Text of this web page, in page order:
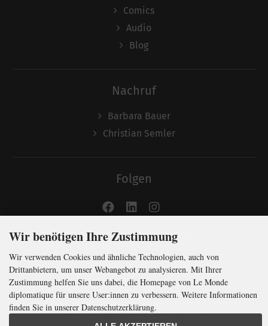
Comics
Audio
Blog
Nachruf
Barbara Bauer
Christian Semler
Folgen
Newsletter abonnieren
LMd © 2026 | Template © 2009-2026 by
Wir benötigen Ihre Zustimmung
Wir verwenden Cookies und ähnliche Technologien, auch von
Drittanbietern, um unser Webangebot zu analysieren. Mit Ihrer
Zustimmung helfen Sie uns dabei, die Homepage von Le Monde
diplomatique für unsere User:innen zu verbessern. Weitere Informationen
finden Sie in unserer Datenschutzerklärung.